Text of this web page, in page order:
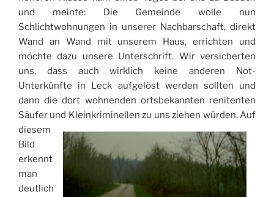
und meinte: Die Gemeinde wolle nun
Schlichtwohnungen in unserer Nachbarschaft, direkt
Wand an Wand mit unserem Haus, errichten und
möchte dazu unsere Unterschrift. Wir versicherten
uns, dass auch wirklich keine anderen Not-
Unterkünfte in Leck aufgelöst werden sollten und
dann die dort wohnenden ortsbekannten renitenten
Säufer und Kleinkriminellen zu uns ziehen würden.Auf
diesem
Bild
erkennt
man
deutlich